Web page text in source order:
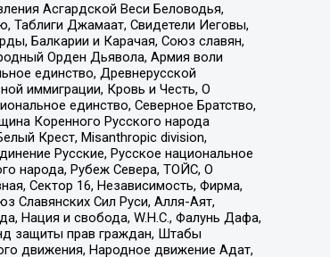
Асгардской Веси Беловодья,
Таблиги Джамаат, Свидетели Иеговы,
Балкарии и Карачая, Союз славян,
Орден Дьявола, Армия воли
единство, Древнерусской
иммиграции, Кровь и Честь, О
единство, Северное Братство,
Коренного Русского народа
Крест, Misanthropic division,
Русские, Русское национальное
народа, Рубеж Севера, ТОЙС, О
Сектор 16, Независимость, Фирма,
Славянских Сил Руси, Алля-Аят,
Нация и свобода, W.H.С., Фалунь Дафа,
защиты прав граждан, Штабы
движения, Народное движение Адат,